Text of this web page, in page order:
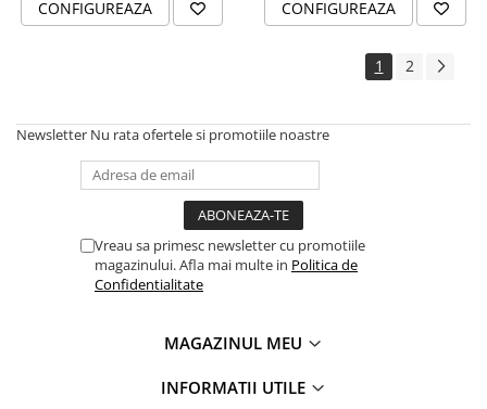
STICKERE PERSONALIZATE
ECHIPAMENT DE LUCRU
PERSONALIZAT
PLACUTE INFORMATIVE
BANNERE PERSONALIZATE
TRICOURI PERSONALIZATE
TRICOURI MĂRCI AUTO
TRICOURI AUDI
CONFIGUREAZA CONFIGUREAZA
1 2
Newsletter Nu rata ofertele si promotiile noastre
Vreau sa primesc newsletter cu promotiile
magazinului. Afla mai multe in Politica de
Confidentialitate
MAGAZINUL MEU
INFORMATII UTILE